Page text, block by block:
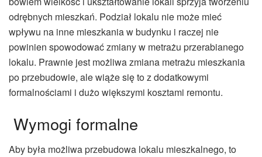
odrębnych mieszkań. Podział lokalu nie może mieć
wpływu na inne mieszkania w budynku i raczej nie
powinien spowodować zmiany w metrażu przerabianego
lokalu. Prawnie jest możliwa zmiana metrażu mieszkania
po przebudowie, ale wiąże się to z dodatkowymi
formalnościami i dużo większymi kosztami remontu.
Wymogi formalne
Aby była możliwa przebudowa lokalu mieszkalnego, to